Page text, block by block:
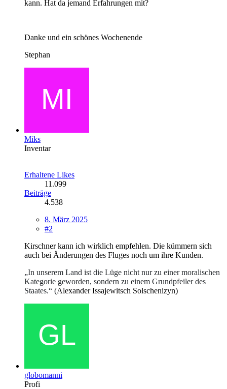
kann. Hat da jemand Erfahrungen mit?
Danke und ein schönes Wochenende
Stephan
Miks
Inventar
Erhaltene Likes
11.099
Beiträge
4.538
8. März 2025
#2
Kirschner kann ich wirklich empfehlen. Die kümmern sich
auch bei Änderungen des Fluges noch um ihre Kunden.
„In unserem Land ist die Lüge nicht nur zu einer moralischen
Kategorie geworden, sondern zu einem Grundpfeiler des
Staates.“ (Alexander Issajewitsch Solschenizyn)
globomanni
Profi